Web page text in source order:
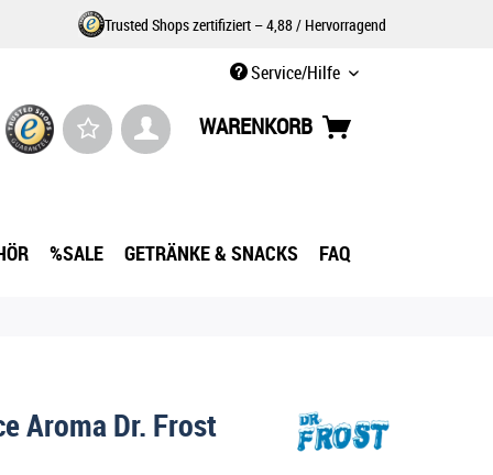
Trusted Shops zertifiziert – 4,88 / Hervorragend
Service/Hilfe
WARENKORB
%SALE GETRÄNKE & SNACKS FAQ
Aroma Dr. Frost